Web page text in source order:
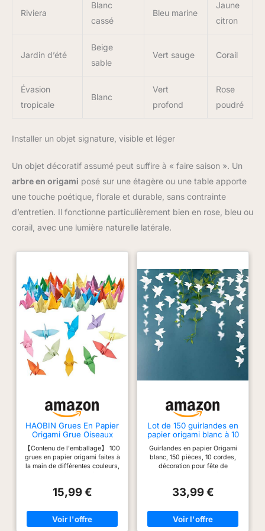
douillette et de gagner les impressions de vos invités.
Riviera
Blanc
cassé
Bleu marine
Jaune
citron
Jardin d’été
Beige
sable
Vert sauge Corail
Évasion
tropicale
Blanc
Vert
profond
Rose
poudré
Installer un objet signature, visible et léger
Un objet décoratif assumé peut suffire à « faire saison ». Un
arbre en origami posé sur une étagère ou une table apporte
une touche poétique, florale et durable, sans contrainte
d’entretien. Il fonctionne particulièrement bien en rose, bleu ou
corail, avec une lumière naturelle latérale.
HAOBIN Grues En Papier
Origami Grue Oiseaux
Washi En Papier Origami
Grue Origami Feuille De
Papier Origami Pour La
DéCoration De Fond De
9cm,100pcs)
【Contenu de l'emballage】 100
grues en papier origami faites à
la main de différentes couleurs,
chambres, des murs et des
protection de l'environnement】
La grue en papier est en papier,
respectueux de l'environnement
15,99 €
Lot de 150 guirlandes en
papier origami blanc à 10
de fête de mariage,
anniversaire, fête
prénuptiale, décoration
Guirlandes en papier Origami
blanc, 150 pièces, 10 cordes,
décoration pour fête de
Cuisine Guirlande
33,99 €